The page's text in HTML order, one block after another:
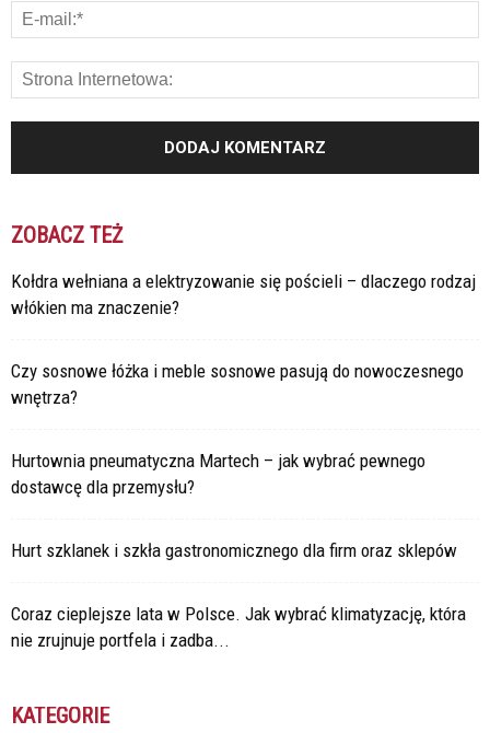
ZOBACZ TEŻ
Kołdra wełniana a elektryzowanie się pościeli – dlaczego rodzaj
włókien ma znaczenie?
Czy sosnowe łóżka i meble sosnowe pasują do nowoczesnego
wnętrza?
Hurtownia pneumatyczna Martech – jak wybrać pewnego
dostawcę dla przemysłu?
Hurt szklanek i szkła gastronomicznego dla firm oraz sklepów
Coraz cieplejsze lata w Polsce. Jak wybrać klimatyzację, która
nie zrujnuje portfela i zadba...
KATEGORIE